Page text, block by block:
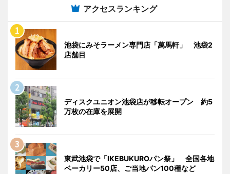
アクセスランキング
池袋にみそラーメン専門店「萬馬軒」 池袋2
店舗目
ディスクユニオン池袋店が移転オープン 約5
万枚の在庫を展開
東武池袋で「IKEBUKUROパン祭」 全国各地
ベーカリー50店、ご当地パン100種など